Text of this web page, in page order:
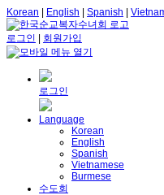
Korean English Spanish
로그인 회원가입
로그인
Language
Korean
English
Spanish
Vietnamese
Burmese
수도회